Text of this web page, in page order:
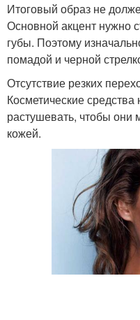
Итоговый образ не
Основной акцент нужно
губы. Поэтому
помадой и черной
Отсутствие резких
Косметические
растушевать, чтобы они
кожей.